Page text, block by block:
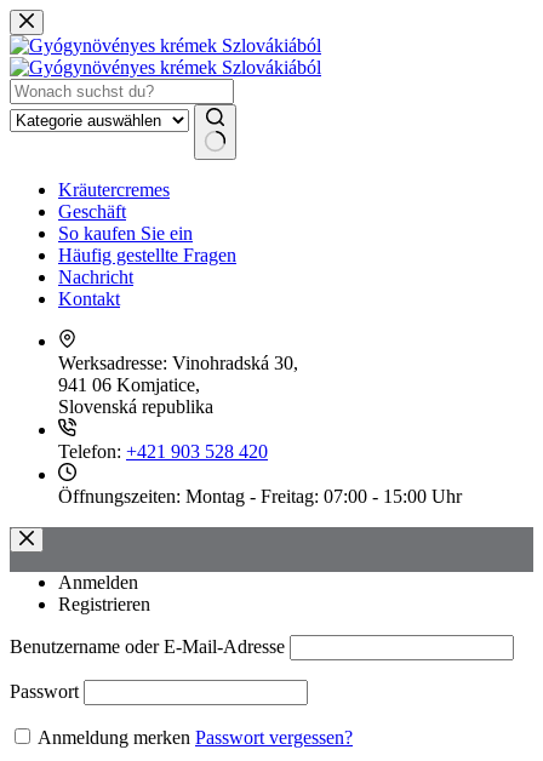
Zum
Inhalt
springen
ErgebnisseKräutercremes
Geschäft
So kaufen Sie ein
Häufig gestellte Fragen
Nachricht
Kontakt
Werksadresse: Vinohradská 30,
941 06 Komjatice,
Slovenská republika
Telefon: +421 903 528 420
Öffnungszeiten: Montag - Freitag: 07:00 - 15:00 Uhr
Anmelden
Registrieren
Benutzername oder E-Mail-Adresse
Passwort
Anmeldung merken Passwort vergessen?